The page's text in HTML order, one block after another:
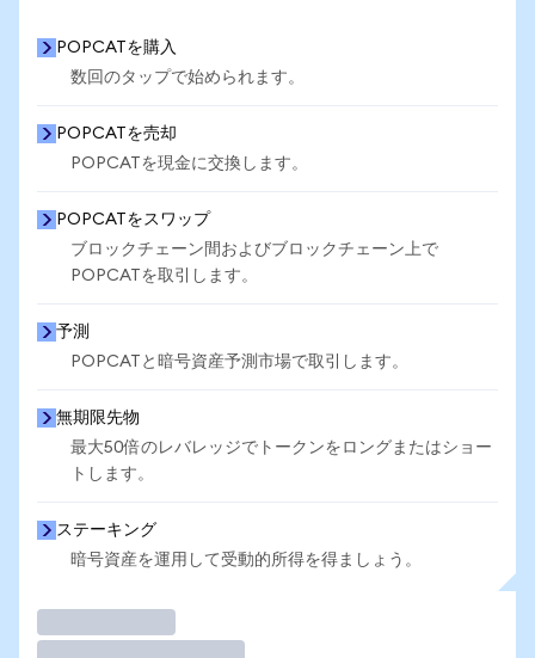
POPCATを購入
数回のタップで始められます。
POPCATを売却
POPCATを現金に交換します。
POPCATをスワップ
ブロックチェーン間およびブロックチェーン上で
POPCATを取引します。
予測
POPCATと暗号資産予測市場で取引します。
無期限先物
最大50倍のレバレッジでトークンをロングまたはショー
トします。
ステーキング
暗号資産を運用して受動的所得を得ましょう。